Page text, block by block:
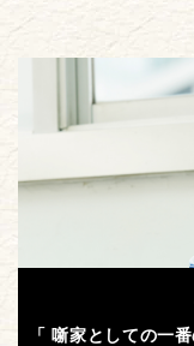
「 噺家としての一